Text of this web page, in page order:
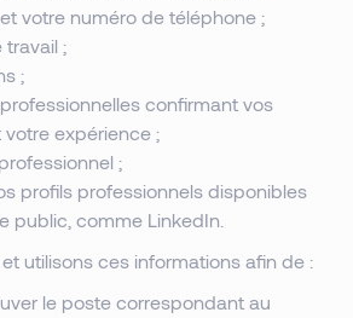
votre numéro de téléphone ;
travail ;
;
confirmant vos
expérience ;
;
profils professionnels disponibles
public, comme LinkedIn.
utilisons ces informations afin de :
le poste correspondant au